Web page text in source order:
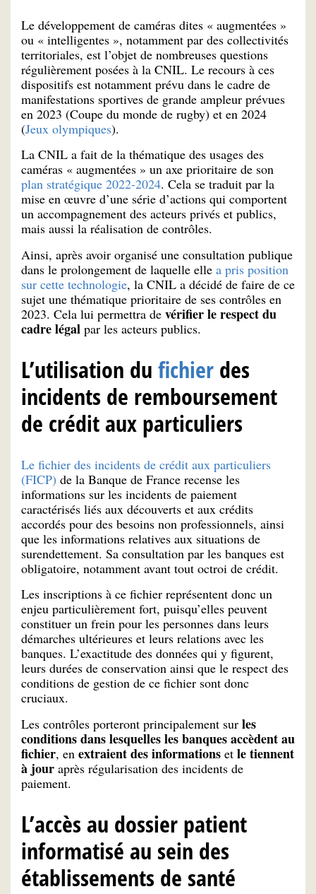
Le développement de caméras dites « augmentées »
ou « intelligentes », notamment par des collectivités
territoriales, est l’objet de nombreuses questions
régulièrement posées à la CNIL. Le recours à ces
dispositifs est notamment prévu dans le cadre de
manifestations sportives de grande ampleur prévues
en 2023 (Coupe du monde de rugby) et en 2024
(Jeux olympiques).
La CNIL a fait de la thématique des usages des
caméras « augmentées » un axe prioritaire de son
plan stratégique 2022-2024. Cela se traduit par la
mise en œuvre d’une série d’actions qui comportent
un accompagnement des acteurs privés et publics,
mais aussi la réalisation de contrôles.
Ainsi, après avoir organisé une consultation publique
dans le prolongement de laquelle elle a pris position
sur cette technologie, la CNIL a décidé de faire de ce
sujet une thématique prioritaire de ses contrôles en
2023. Cela lui permettra de vérifier le respect du
cadre légal par les acteurs publics.
L’utilisation du fichier des
incidents de remboursement
de crédit aux particuliers
Le fichier des incidents de crédit aux particuliers
(FICP) de la Banque de France recense les
informations sur les incidents de paiement
caractérisés liés aux découverts et aux crédits
accordés pour des besoins non professionnels, ainsi
que les informations relatives aux situations de
surendettement. Sa consultation par les banques est
obligatoire, notamment avant tout octroi de crédit.
Les inscriptions à ce fichier représentent donc un
enjeu particulièrement fort, puisqu’elles peuvent
constituer un frein pour les personnes dans leurs
démarches ultérieures et leurs relations avec les
banques. L’exactitude des données qui y figurent,
leurs durées de conservation ainsi que le respect des
conditions de gestion de ce fichier sont donc
cruciaux.
Les contrôles porteront principalement sur les
conditions dans lesquelles les banques accèdent au
fichier, en extraient des informations et le tiennent
à jour après régularisation des incidents de
paiement.
L’accès au dossier patient
informatisé au sein des
établissements de santé